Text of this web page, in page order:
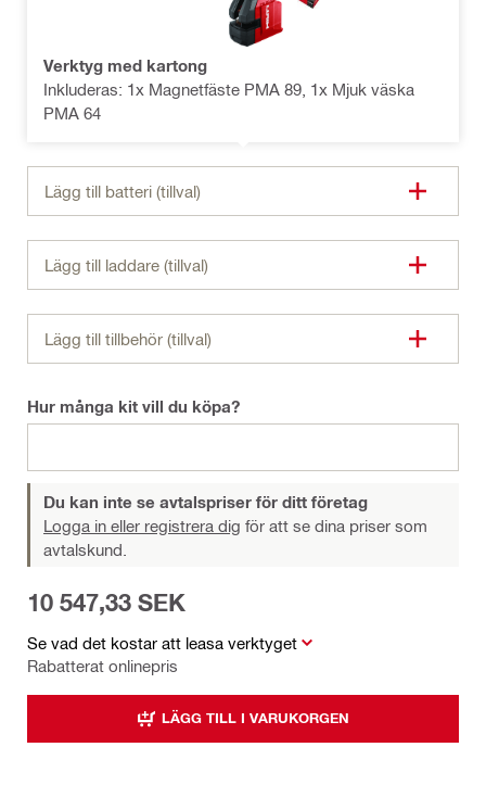
Verktyg med kartong
Inkluderas: 1x Magnetfäste PMA 89, 1x Mjuk väska
PMA 64
Lägg till batteri (tillval)
Lägg till laddare (tillval)
Lägg till tillbehör (tillval)
Hur många kit vill du köpa?
Du kan inte se avtalspriser för ditt företag
Logga in eller registrera dig för att se dina priser som
avtalskund.
Se vad det kostar att leasa verktyget
Rabatterat onlinepris
10 547,33 SEK
LÄGG TILL I VARUKORGEN